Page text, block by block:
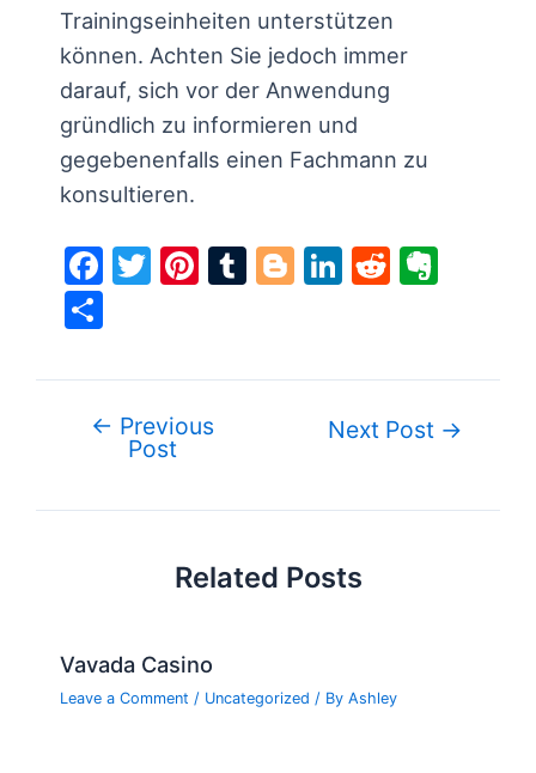
Trainingseinheiten unterstützen
können. Achten Sie jedoch immer
darauf, sich vor der Anwendung
gründlich zu informieren und
gegebenenfalls einen Fachmann zu
konsultieren.
F
e
b
T
er
Pi
e
st
T
bl
Bl
g
er
Li
e
dI
R
di
t
n
ot
ar
e
navigation
← Previous
Post
Next Post →
Related Posts
Vavada Casino
Leave a Comment / Uncategorized / By Ashley